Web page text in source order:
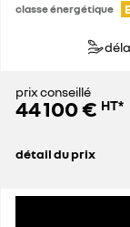
classe énergétique
prix conseillé
44 100 € HT*
détail du prix